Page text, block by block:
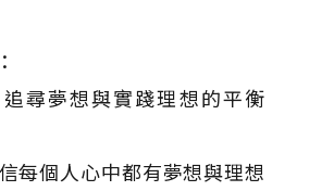
尋夢想與實踐理想的平衡
每個人心中都有夢想與理想